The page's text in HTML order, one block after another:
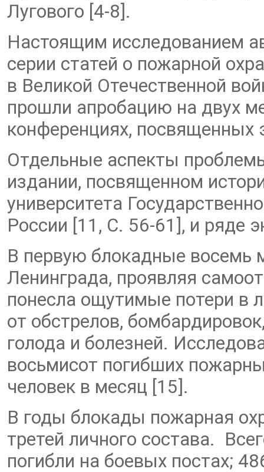
Лугового [4-8].
Настоящим исследованием
серии статей о пожарной
в Великой Отечественной
прошли апробацию на двух
конференциях, посвященных
Отдельные аспекты
издании, посвященном
университета
России [11, С. 56-61], и ряде
В первую блокадные восемь
Ленинграда, проявляя
понесла ощутимые потери в
от обстрелов,
голода и болезней.
восьмисот погибших
человек в месяц [15].
В годы блокады пожарная
третей личного состава.
погибли на боевых постах;